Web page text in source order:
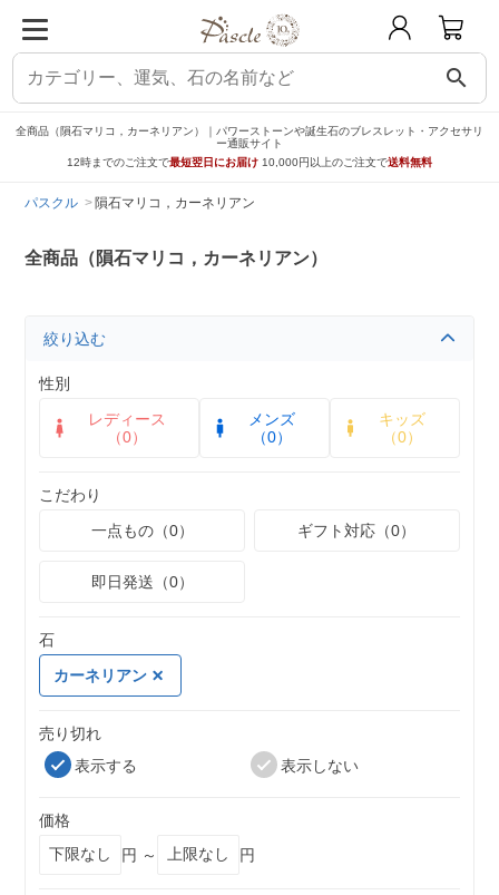
search
全商品（隕石マリコ，カーネリアン）｜パワーストーンや誕生石のブレスレット・アクセサリ
ー通販サイト
12時までのご注文で最短翌日にお届け 10,000円以上のご注文で送料無料
パスクル 隕石マリコ，カーネリアン
全商品（隕石マリコ，カーネリアン）
絞り込む
性別
レディース
（0）
メンズ
（0）
キッズ
（0）
こだわり
一点もの（0）
ギフト対応（0）
即日発送（0）
石
カーネリアン
売り切れ
表示する
表示しない
価格
円 ～
円